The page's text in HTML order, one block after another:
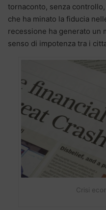
tornaconto, senza
che ha minato la fiducia
recessione ha generato un
senso di impotenza tra i
Crisi